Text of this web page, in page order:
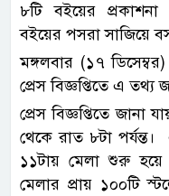
৮টি বইয়ের প্রকাশনা
বইয়ের পসরা সাজিয়ে
মঙ্গলবার (১৭
প্রেস বিজ্ঞপ্তিতে এ তথ্য
প্রেস বিজ্ঞপ্তিতে জানা
থেকে রাত ৮টা
১১টায় মেলা শুরু হয়ে
মেলার প্রায় ১০০টি